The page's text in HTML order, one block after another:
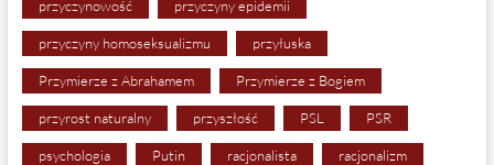
przyczynowość przyczyny epidemii
przyczyny homoseksualizmu przyłuska
Przymierze z Abrahamem Przymierze z Bogiem
przyrost naturalny przyszłość PSL PSR
psychologia Putin racjonalista racjonalizm